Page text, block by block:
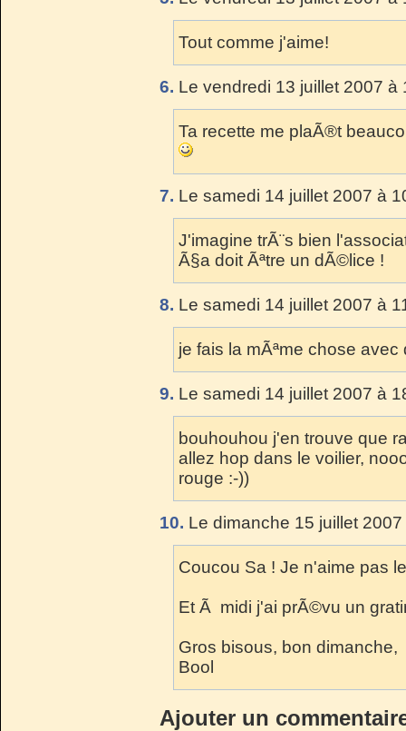
Tout comme j'aime!
6. Le vendredi 13 juillet 2007
Ta recette me plaÃ®t
7. Le samedi 14 juillet 2007 à
J'imagine trÃ¨s bien
Ã§a doit Ãªtre un dÃ©lice !
8. Le samedi 14 juillet 2007 à
je fais la mÃªme chose
9. Le samedi 14 juillet 2007 à
bouhouhou j'en trouve que
allez hop dans le voilier,
rouge :-))
10. Le dimanche 15 juillet
Coucou Sa ! Je n'aime pas
Et Ã midi j'ai prÃ©vu un
Gros bisous, bon dimanche,
Bool
Ajouter un